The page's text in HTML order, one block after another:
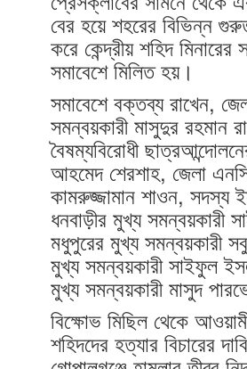
বের হয়ে শহরের বিভিন্ন
করে কেন্দ্রীয় শহিদ মিনারের
সমাবেশে মিলিত হয়।
সমাবেশে বক্তব্য রাখেন,
সমন্বয়কারী মাসুদুর রহমান
বৈষম্যবিরোধী
আহমেদ শেরশাহ, জেলা
কামরুজ্জামান শাওন, সদস্য
ধনবাড়ীর মুখ্য
মধুপুরের মুখ্য সমন্বয়কারী
মুখ্য সমন্বয়কারী সাইফুল
মুখ্য সমন্বয়কারী মাসুদ
বিক্ষোভ মিছিল থেকে
শহিদদের হত্যার বিচারের